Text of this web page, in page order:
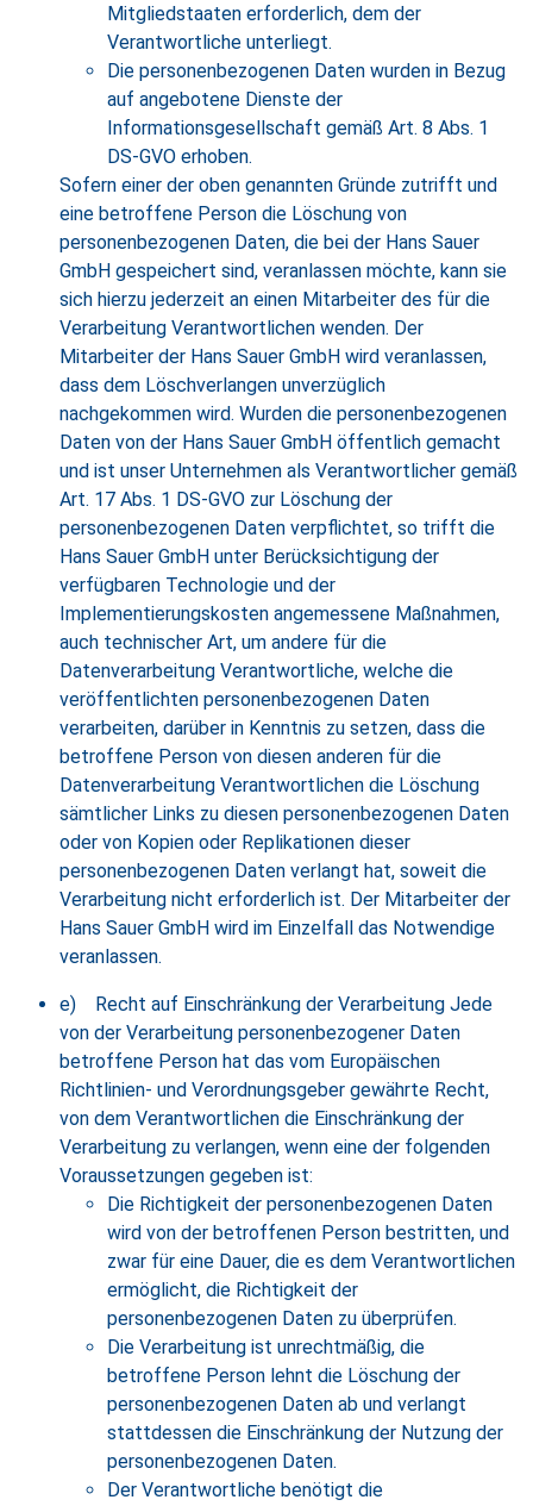
Mitgliedstaaten erforderlich, dem der
Verantwortliche unterliegt.
Die personenbezogenen Daten wurden in Bezug
auf angebotene Dienste der
Informationsgesellschaft gemäß Art. 8 Abs. 1
DS-GVO erhoben.
Sofern einer der oben genannten Gründe zutrifft und
eine betroffene Person die Löschung von
personenbezogenen Daten, die bei der Hans Sauer
GmbH gespeichert sind, veranlassen möchte, kann sie
sich hierzu jederzeit an einen Mitarbeiter des für die
Verarbeitung Verantwortlichen wenden. Der
Mitarbeiter der Hans Sauer GmbH wird veranlassen,
dass dem Löschverlangen unverzüglich
nachgekommen wird. Wurden die personenbezogenen
Daten von der Hans Sauer GmbH öffentlich gemacht
und ist unser Unternehmen als Verantwortlicher gemäß
Art. 17 Abs. 1 DS-GVO zur Löschung der
personenbezogenen Daten verpflichtet, so trifft die
Hans Sauer GmbH unter Berücksichtigung der
verfügbaren Technologie und der
Implementierungskosten angemessene Maßnahmen,
auch technischer Art, um andere für die
Datenverarbeitung Verantwortliche, welche die
veröffentlichten personenbezogenen Daten
verarbeiten, darüber in Kenntnis zu setzen, dass die
betroffene Person von diesen anderen für die
Datenverarbeitung Verantwortlichen die Löschung
sämtlicher Links zu diesen personenbezogenen Daten
oder von Kopien oder Replikationen dieser
personenbezogenen Daten verlangt hat, soweit die
Verarbeitung nicht erforderlich ist. Der Mitarbeiter der
Hans Sauer GmbH wird im Einzelfall das Notwendige
veranlassen.
e) Recht auf Einschränkung der Verarbeitung Jede
von der Verarbeitung personenbezogener Daten
betroffene Person hat das vom Europäischen
Richtlinien- und Verordnungsgeber gewährte Recht,
von dem Verantwortlichen die Einschränkung der
Verarbeitung zu verlangen, wenn eine der folgenden
Voraussetzungen gegeben ist:
Die Richtigkeit der personenbezogenen Daten
wird von der betroffenen Person bestritten, und
zwar für eine Dauer, die es dem Verantwortlichen
ermöglicht, die Richtigkeit der
personenbezogenen Daten zu überprüfen.
Die Verarbeitung ist unrechtmäßig, die
betroffene Person lehnt die Löschung der
personenbezogenen Daten ab und verlangt
stattdessen die Einschränkung der Nutzung der
personenbezogenen Daten.
Der Verantwortliche benötigt die